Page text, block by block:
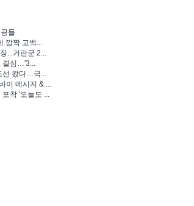
들
깜짝 고백...
...거란군 2...
결심…'3...
선 왔다…극...
이 메시지 & ...
포착 '오늘도 ...